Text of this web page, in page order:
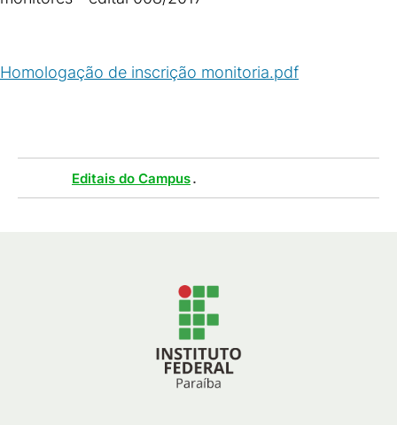
Homologação de inscrição monitoria.pdf
Editais do Campus.